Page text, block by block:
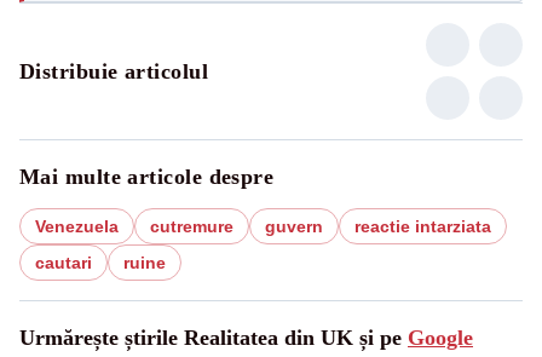
Distribuie articolul
Mai multe articole despre
Venezuela cutremure guvern
reactie intarziata
cautari
ruine
Urmărește știrile Realitatea din UK și pe Google